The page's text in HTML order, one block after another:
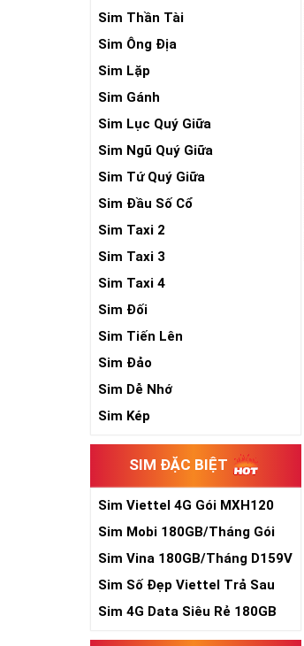
Sim Thần Tài
Sim Ông Địa
Sim Lặp
Sim Gánh
Sim Lục Quý Giữa
Sim Ngũ Quý Giữa
Sim Tứ Quý Giữa
Sim Đầu Số Cổ
Sim Taxi 2
Sim Taxi 3
Sim Taxi 4
Sim Đối
Sim Tiến Lên
Sim Đảo
Sim Dễ Nhớ
Sim Kép
SIM ĐẶC BIỆT
Sim Viettel 4G Gói MXH120
Siêu Rẻ
Sim Mobi 180GB/Tháng Gói
TK159
Sim Vina 180GB/Tháng D159V
Sim Số Đẹp Viettel Trả Sau
Sim 4G Data Siêu Rẻ 180GB